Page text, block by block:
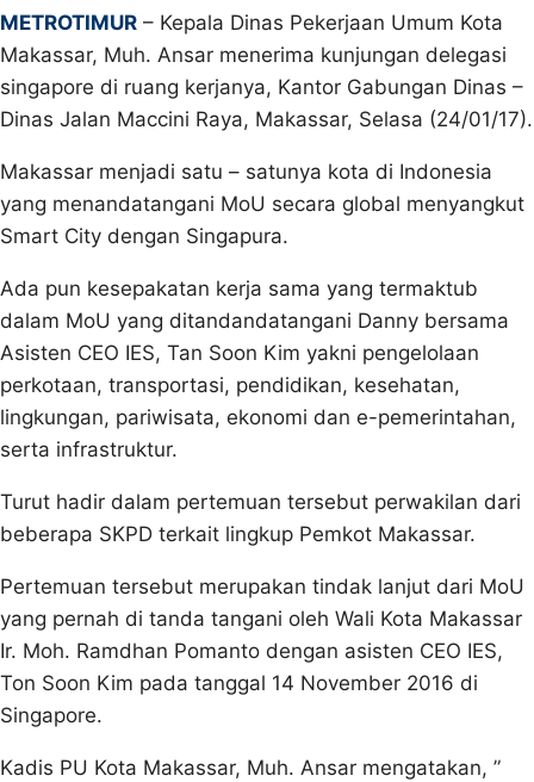
METROTIMUR – Kepala Dinas Pekerjaan Umum Kota
Makassar, Muh. Ansar menerima kunjungan delegasi
singapore di ruang kerjanya, Kantor Gabungan Dinas –
Dinas Jalan Maccini Raya, Makassar, Selasa (24/01/17).
Makassar menjadi satu – satunya kota di Indonesia
yang menandatangani MoU secara global menyangkut
Smart City dengan Singapura.
Ada pun kesepakatan kerja sama yang termaktub
dalam MoU yang ditandandatangani Danny bersama
Asisten CEO IES, Tan Soon Kim yakni pengelolaan
perkotaan, transportasi, pendidikan, kesehatan,
lingkungan, pariwisata, ekonomi dan e-pemerintahan,
serta infrastruktur.
Turut hadir dalam pertemuan tersebut perwakilan dari
beberapa SKPD terkait lingkup Pemkot Makassar.
Pertemuan tersebut merupakan tindak lanjut dari MoU
yang pernah di tanda tangani oleh Wali Kota Makassar
Ir. Moh. Ramdhan Pomanto dengan asisten CEO IES,
Ton Soon Kim pada tanggal 14 November 2016 di
Singapore.
Kadis PU Kota Makassar, Muh. Ansar mengatakan, ”